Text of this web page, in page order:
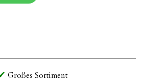
Großes Sortiment